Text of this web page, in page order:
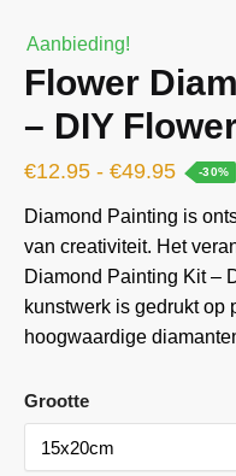
Aanbieding!
Flower
– DIY
€12.95 - €49.95 -30%
Diamond Painting is
van creativiteit. Het
Diamond Painting Kit –
kunstwerk is gedrukt op
hoogwaardige
Grootte